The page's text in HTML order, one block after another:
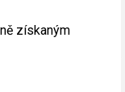
získaným